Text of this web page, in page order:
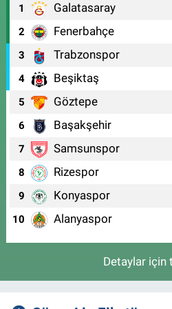
1 Galatasaray
2 Fenerbahçe
3 Trabzonspor
4 Beşiktaş
5 Göztepe
6 Başakşehir
7 Samsunspor
8 Rizespor
9 Konyaspor
10 Alanyaspor
Detaylar için